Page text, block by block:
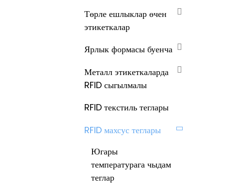
Төрле ешлыклар өчен
этикеткалар
Ярлык формасы буенча
Металл этикеткаларда
RFID сыгылмалы
RFID текстиль теглары
RFID махсус теглары
Югары
температурага чыдам
теглар